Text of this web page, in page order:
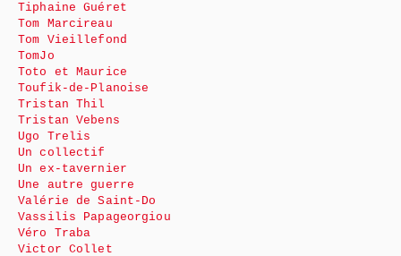
Tiphaine Guéret
Tom Marcireau
Tom Vieillefond
TomJo
Toto et Maurice
Toufik-de-Planoise
Tristan Thil
Tristan Vebens
Ugo Trelis
Un collectif
Un ex-tavernier
Une autre guerre
Valérie de Saint-Do
Vassilis Papageorgiou
Véro Traba
Victor Collet